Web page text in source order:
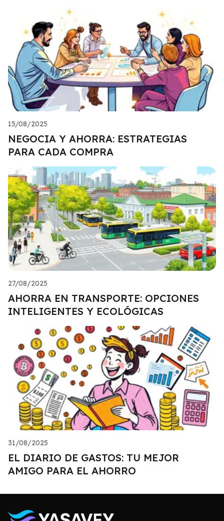
15/08/2025
NEGOCIA Y AHORRA: ESTRATEGIAS
PARA CADA COMPRA
27/08/2025
AHORRA EN TRANSPORTE: OPCIONES
INTELIGENTES Y ECOLÓGICAS
31/08/2025
EL DIARIO DE GASTOS: TU MEJOR
AMIGO PARA EL AHORRO